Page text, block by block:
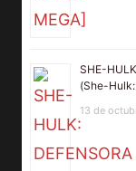
SHE-
(She-
13 de